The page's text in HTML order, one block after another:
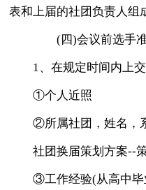
表和上届的社团负责人组
(四)会议前选手准
1、在规定时间内上
①个人近照
②所属社团，姓名，
社团换届策划方案--
③工作经验(从高中毕